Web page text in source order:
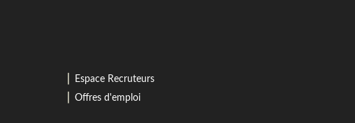
Espace Recruteurs
Offres d'emploi